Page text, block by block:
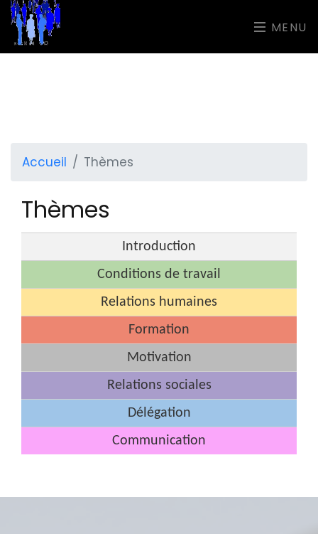
MENU
Accueil Thèmes
Thèmes
Introduction
Conditions de travail
Relations humaines
Formation
Motivation
Relations sociales
Délégation
Communication